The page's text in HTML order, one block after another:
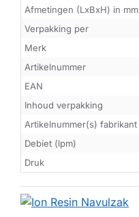
Afmetingen (LxBxH) in mm
Verpakking per
Merk
Artikelnummer
EAN
Inhoud verpakking
Artikelnummer(s) fabrikant
Debiet (lpm)
Druk